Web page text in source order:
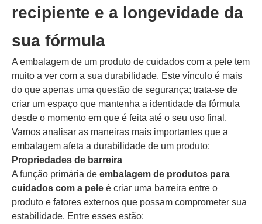
recipiente e a longevidade da
sua fórmula
A embalagem de um produto de cuidados com a pele tem
muito a ver com a sua durabilidade. Este vínculo é mais
do que apenas uma questão de segurança; trata-se de
criar um espaço que mantenha a identidade da fórmula
desde o momento em que é feita até o seu uso final.
Vamos analisar as maneiras mais importantes que a
embalagem afeta a durabilidade de um produto:
Propriedades de barreira
A função primária de embalagem de produtos para
cuidados com a pele é criar uma barreira entre o
produto e fatores externos que possam comprometer sua
estabilidade. Entre esses estão: